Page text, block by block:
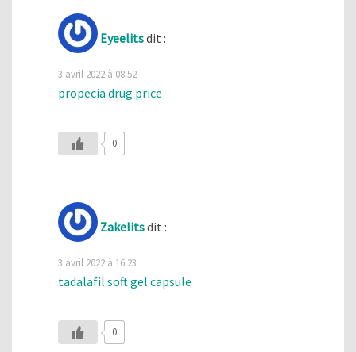
Eyeelitsdit :
3 avril 2022 à 08:52
propecia drug price
0
Zakelitsdit :
3 avril 2022 à 16:23
tadalafil soft gel capsule
0